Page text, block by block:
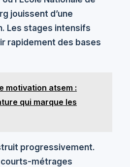
jouissent d’une
Les stages intensifs
rapidement des bases
motivation atsem :
qui marque les
progressivement.
courts-métrages